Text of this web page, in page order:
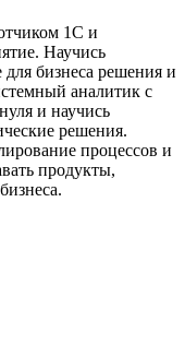
1С и
Научись
для бизнеса решения и
аналитик с
и научись
решения.
процессов и
продукты,